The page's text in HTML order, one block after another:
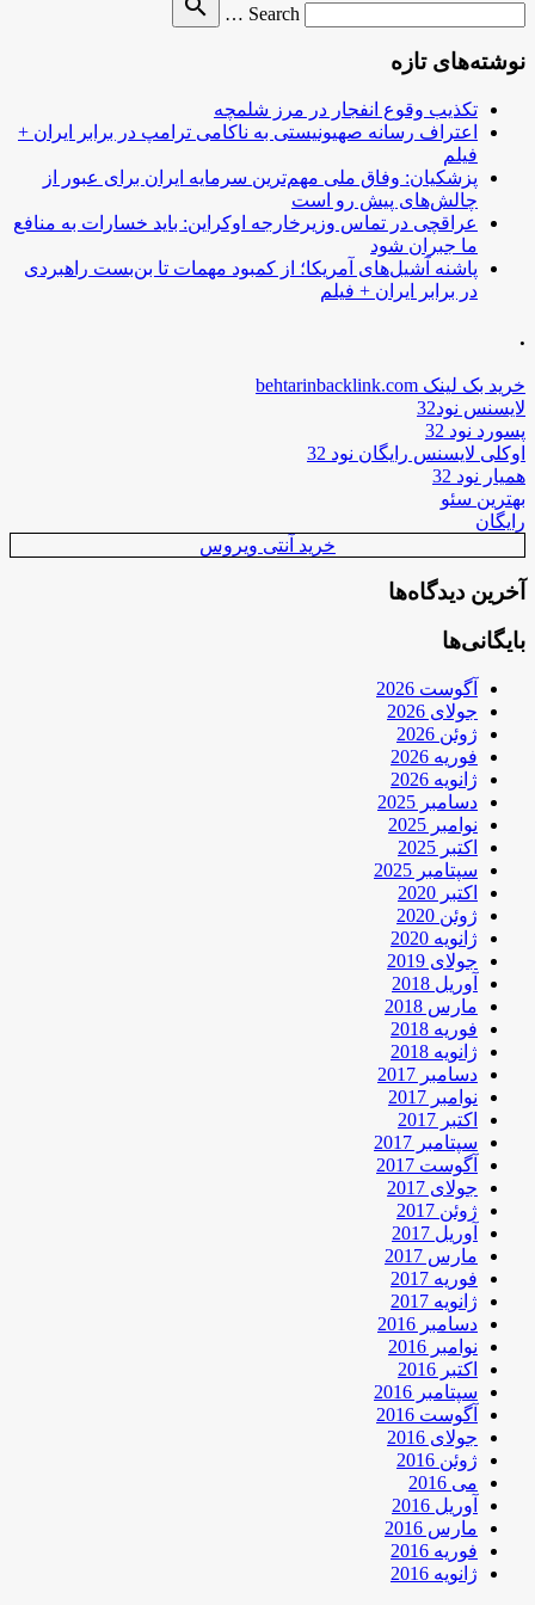
Search …
نوشته‌های تازه
تکذیب وقوع انفجار در مرز شلمچه
اعتراف رسانه صهیونیستی به ناکامی ترامپ در برابر ایران +
فیلم
پزشکیان: وفاق ملی مهم‌ترین سرمایه ایران برای عبور از
چالش‌های پیش رو است
عراقچی در تماس وزیرخارجه اوکراین: باید خسارات به منافع
ما جبران شود
پاشنه آشیل‌های آمریکا؛ از کمبود مهمات تا بن‌بست راهبردی
در برابر ایران + فیلم
.
خرید بک لینک behtarinbacklink.com
لایسنس نود32
پسورد نود 32
اوکلی لایسنس رایگان نود 32
همیار نود 32
بهترین سئو
رایگان
خرید آنتی ویروس
آخرین دیدگاه‌ها
بایگانی‌ها
آگوست 2026
جولای 2026
ژوئن 2026
فوریه 2026
ژانویه 2026
دسامبر 2025
نوامبر 2025
اکتبر 2025
سپتامبر 2025
اکتبر 2020
ژوئن 2020
ژانویه 2020
جولای 2019
آوریل 2018
مارس 2018
فوریه 2018
ژانویه 2018
دسامبر 2017
نوامبر 2017
اکتبر 2017
سپتامبر 2017
آگوست 2017
جولای 2017
ژوئن 2017
آوریل 2017
مارس 2017
فوریه 2017
ژانویه 2017
دسامبر 2016
نوامبر 2016
اکتبر 2016
سپتامبر 2016
آگوست 2016
جولای 2016
ژوئن 2016
می 2016
آوریل 2016
مارس 2016
فوریه 2016
ژانویه 2016